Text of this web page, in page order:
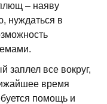
– наяву
нуждаться в
заплел все вокруг,
время
помощь и